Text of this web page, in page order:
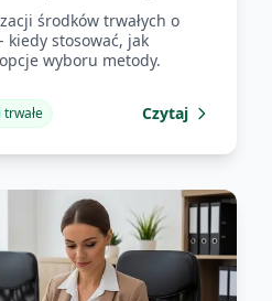
środków trwałych o
kiedy stosować, jak
wyboru metody.
Czytaj